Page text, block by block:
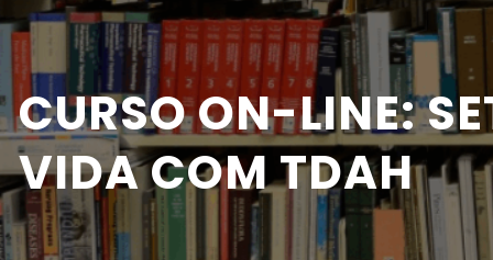
CURSO ON-LINE:
VIDA COM TDAH